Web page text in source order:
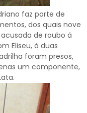
faz parte de
dos quais nove
de roubo á
Eliseu, á duas
foram presos,
um componente,